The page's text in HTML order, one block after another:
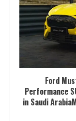
Ford
Performance
in Saudi